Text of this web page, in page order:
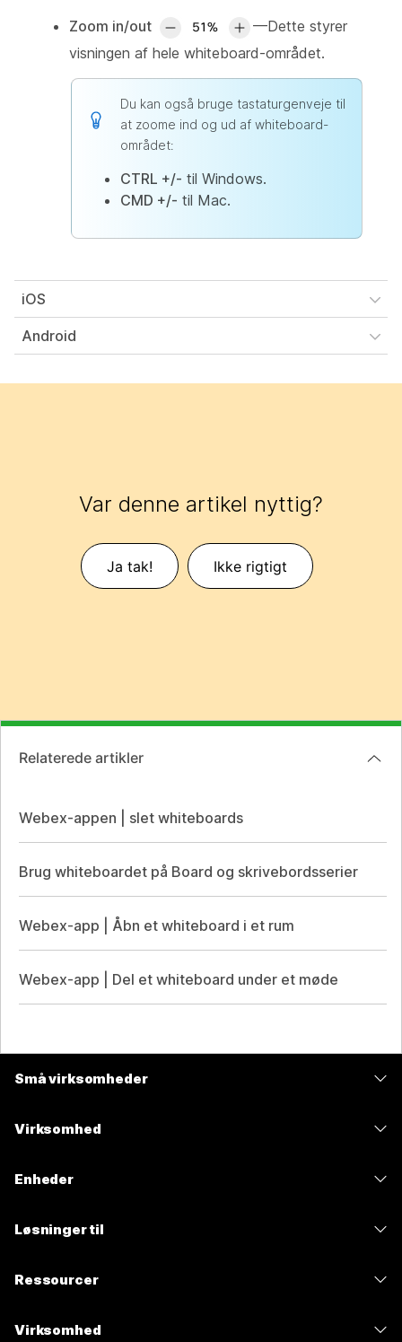
Zoom in/out
—Dette styrer
visningen af hele whiteboard-området.
Du kan også bruge tastaturgenveje til
at zoome ind og ud af whiteboard-
området:
CTRL +/- til Windows.
CMD +/- til Mac.
iOS
Android
Var denne artikel nyttig?
Ja tak! Ikke rigtigt
Relaterede artikler
Webex-appen | slet whiteboards
Brug whiteboardet på Board og skrivebordsserier
Webex-app | Åbn et whiteboard i et rum
Webex-app | Del et whiteboard under et møde
Små virksomheder
Virksomhed
Enheder
Løsninger til
Ressourcer
Virksomhed